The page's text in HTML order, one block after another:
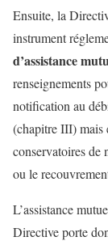
Ensuite, la
instrument
d’assistance
renseignements
notification au
(chapitre III) mais
conservatoires de
ou le
L’assistance
Directive porte